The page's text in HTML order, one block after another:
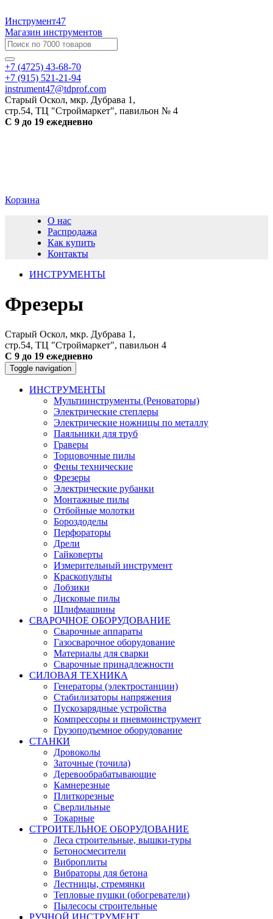
Инструмент47
Магазин инструментов
+7 (4725) 43-68-70
+7 (915) 521-21-94
instrument47@tdprof.com
Старый Оскол, мкр. Дубрава 1,
стр.54, ТЦ "Строймаркет", павильон № 4
С 9 до 19 ежедневно
Корзина
О нас
Распродажа
Как купить
Контакты
ИНСТРУМЕНТЫ
Фрезеры
Старый Оскол, мкр. Дубрава 1,
стр.54, ТЦ "Строймаркет", павильон 4
С 9 до 19 ежедневно
Toggle navigation
ИНСТРУМЕНТЫ
Мультиинструменты (Реноваторы)
Электрические степлеры
Электрические ножницы по металлу
Паяльники для труб
Граверы
Торцовочные пилы
Фены технические
Фрезеры
Электрические рубанки
Монтажные пилы
Отбойные молотки
Бороздоделы
Перфораторы
Дрели
Гайковерты
Измерительный инструмент
Краскопульты
Лобзики
Дисковые пилы
Шлифмашины
СВАРОЧНОЕ ОБОРУДОВАНИЕ
Сварочные аппараты
Газосварочное оборудование
Материалы для сварки
Сварочные принадлежности
СИЛОВАЯ ТЕХНИКА
Генераторы (электростанции)
Стабилизаторы напряжения
Пускозарядные устройства
Компрессоры и пневмоинструмент
Грузоподъемное оборудование
СТАНКИ
Дровоколы
Заточные (точила)
Деревообрабатывающие
Камнерезные
Плиткорезные
Сверлильные
Токарные
СТРОИТЕЛЬНОЕ ОБОРУДОВАНИЕ
Леса строительные, вышки-туры
Бетоносмесители
Виброплиты
Вибраторы для бетона
Лестницы, стремянки
Тепловые пушки (обогреватели)
Пылесосы строительные
РУЧНОЙ ИНСТРУМЕНТ